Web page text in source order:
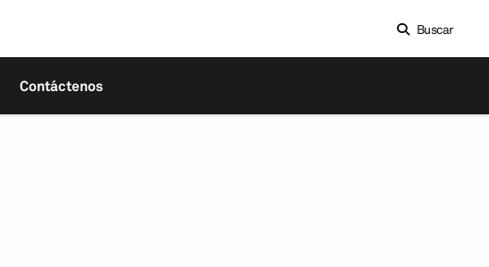
Buscar
Contáctenos